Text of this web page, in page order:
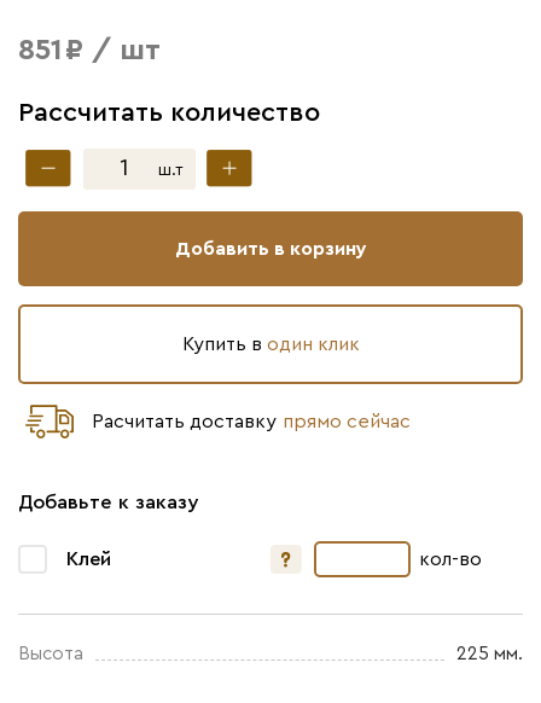
Высота 225 мм.
851 ₽ / шт
Рассчитать количество
ш.т
Добавить в корзину
Купить в один клик
Расчитать доставку прямо сейчас
Добавьте к заказу
Клей кол-во